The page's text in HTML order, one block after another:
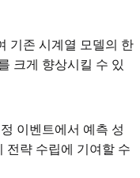
기존 시계열 모델의 한
크게 향상시킬 수 있
이벤트에서 예측 성
전략 수립에 기여할 수